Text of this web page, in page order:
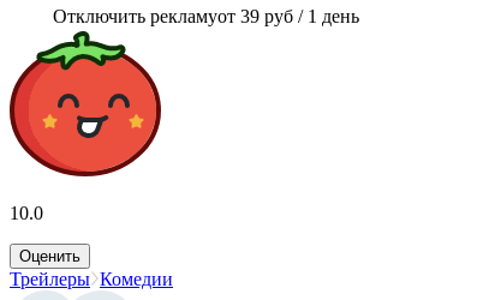
Отключить рекламуот 39 руб / 1 день
10.0
Оценить
Трейлеры Комедии